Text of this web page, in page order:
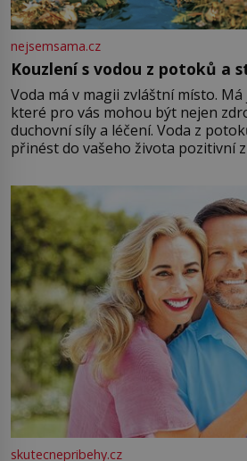
nejsemsama.cz
Kouzlení s vodou z potoků a
Voda má v magii zvláštní místo.
které pro vás mohou být nejen
duchovní síly a léčení. Voda z
přinést do vašeho života pozitivní
můžete obohatit své rituály a
větší harmonii a klid. Je důležité
skutecnepribehy.cz